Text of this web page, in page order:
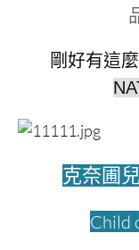
剛好有這
克奈圃
Child